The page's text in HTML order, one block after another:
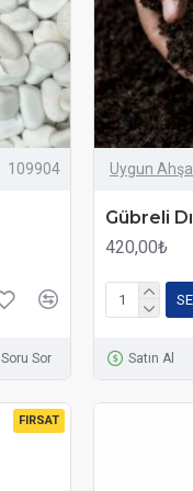
109904
Soru Sor
Uygun
Gübreli
420,00₺
Satın Al
FIRSAT